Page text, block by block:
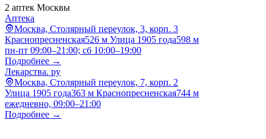
2 аптек Москвы
Аптека
Москва, Столярный переулок, 3, корп. 3
Краснопресненская526 м Улица 1905 года598 м
пн-пт 09:00–21:00; сб 10:00–19:00
Подробнее →
Лекарства. ру
Москва, Столярный переулок, 7, корп. 2
Улица 1905 года363 м Краснопресненская744 м
ежедневно, 09:00–21:00
Подробнее →